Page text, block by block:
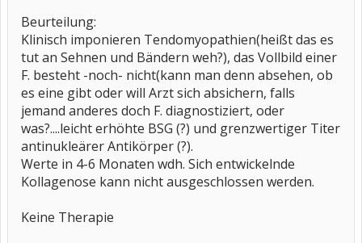
Beurteilung:
Klinisch imponieren Tendomyopathien(heißt das es
tut an Sehnen und Bändern weh?), das Vollbild einer
F. besteht -noch- nicht(kann man denn absehen, ob
es eine gibt oder will Arzt sich absichern, falls
jemand anderes doch F. diagnostiziert, oder
was?....leicht erhöhte BSG (?) und grenzwertiger Titer
antinukleärer Antikörper (?).
Werte in 4-6 Monaten wdh. Sich entwickelnde
Kollagenose kann nicht ausgeschlossen werden.
Keine Therapie